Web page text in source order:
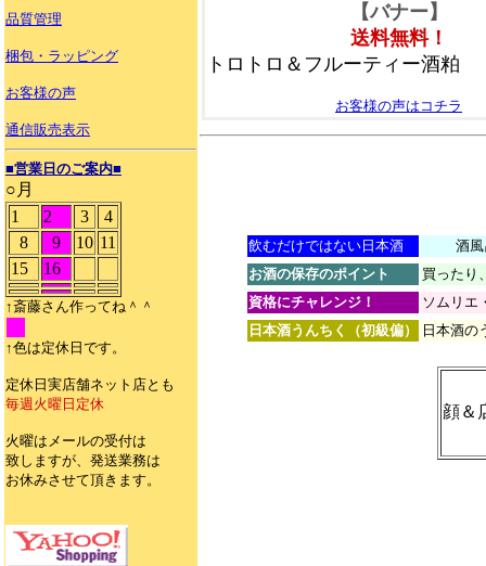
品質管理
梱包・ラッピング
お客様の声
通信販売表示
■営業日のご案内■
○月
1
2 3
4
8
9 10 11
15
16
↑斎藤さん作ってね＾＾
↑色は定休日です。
定休日実店舗ネット店とも
毎週火曜日定休
火曜はメールの受付は
致しますが、発送業務は
お休みさせて頂きます。
【バナー】
送料無料！
トロトロ＆フルーティー酒粕
お客様の声はコチラ
飲むだけではない日本酒
酒
お酒の保存のポイント
買ったり
資格にチャレンジ！
ソムリエ
日本酒うんちく（初級偏）
日本酒の
顔＆